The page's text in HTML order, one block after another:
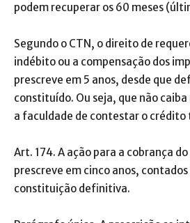
podem recuperar os 60 meses
Segundo o CTN, o direito de
indébito ou a compensação dos
prescreve em 5 anos, desde que
constituído. Ou seja, que não
a faculdade de contestar o
Art. 174. A ação para a cobrança
prescreve em cinco anos,
constituição definitiva.